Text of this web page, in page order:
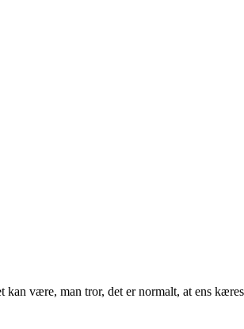
være, man tror, det er normalt, at ens